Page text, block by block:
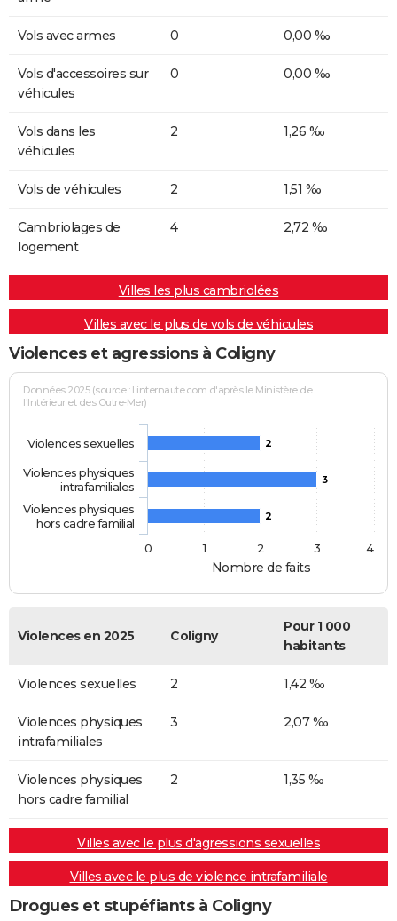
Vols avec armes 0 0,00 ‰
Vols d'accessoires sur
véhicules
0 0,00 ‰
Vols dans les
véhicules
2 1,26 ‰
Vols de véhicules 2 1,51 ‰
Cambriolages de
logement
4 2,72 ‰
Villes les plus cambriolées
Villes avec le plus de vols de véhicules
Violences et agressions à Coligny
Nombre de faits
Données 2025 (source : Linternaute.com d'après le Ministère de
l'Intérieur et des Outre-Mer)
2
3
2
Violences sexuelles
Violences physiques
intrafamiliales
Violences physiques
hors cadre familial
0
1 2 3 4
Violences en 2025 Coligny
Pour 1 000
habitants
Violences sexuelles 2 1,42 ‰
Violences physiques
intrafamiliales
3 2,07 ‰
Violences physiques
hors cadre familial
2 1,35 ‰
Villes avec le plus d'agressions sexuelles
Villes avec le plus de violence intrafamiliale
Drogues et stupéfiants à Coligny